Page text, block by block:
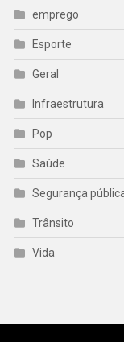
emprego
Esporte
Geral
Infraestrutura
Pop
Saúde
Segurança
Trânsito
Vida